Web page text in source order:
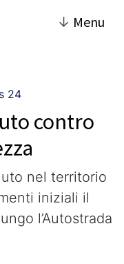
↓ Menu
24
contro
nel territorio
iniziali il
l’Autostrada